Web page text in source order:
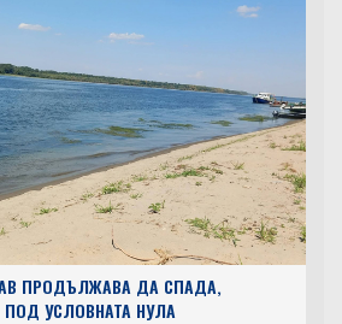
ПРОДЪЛЖАВА ДА СПАДА,
УСЛОВНАТА НУЛА